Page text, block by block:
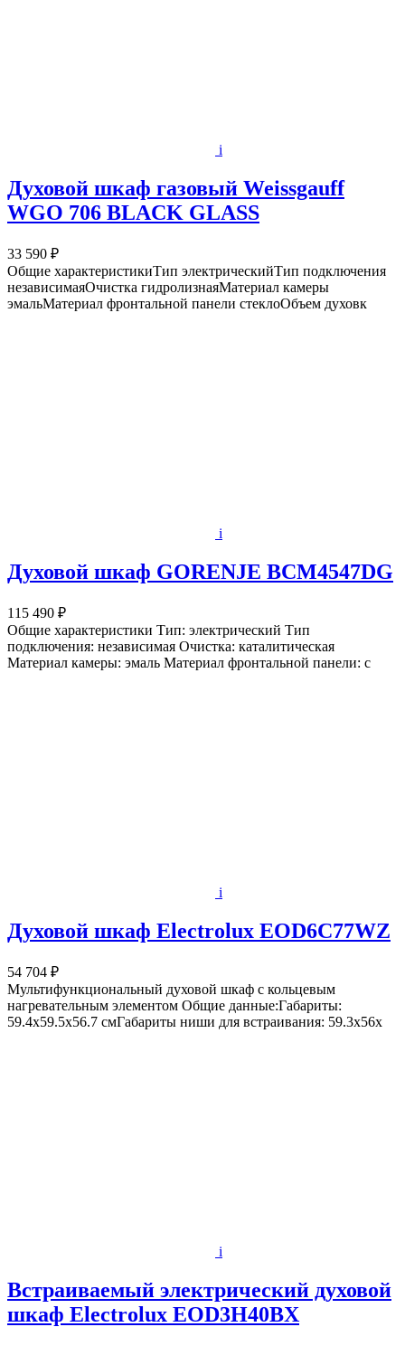
i
Духовой шкаф газовый Weissgauff
WGO 706 BLACK GLASS
33 590 ₽
Общие характеристикиТип электрическийТип подключения
независимаяОчистка гидролизнаяМатериал камеры
эмальМатериал фронтальной панели стеклоОбъем духовк
i
Духовой шкаф GORENJE BCM4547DG
115 490 ₽
Общие характеристики Тип: электрический Тип
подключения: независимая Очистка: каталитическая
Материал камеры: эмаль Материал фронтальной панели: с
i
Духовой шкаф Electrolux EOD6C77WZ
54 704 ₽
Мультифункциональный духовой шкаф с кольцевым
нагревательным элементом Общие данные:Габариты:
59.4x59.5x56.7 смГабариты ниши для встраивания: 59.3х56х
i
Встраиваемый электрический духовой
шкаф Electrolux EOD3H40BX